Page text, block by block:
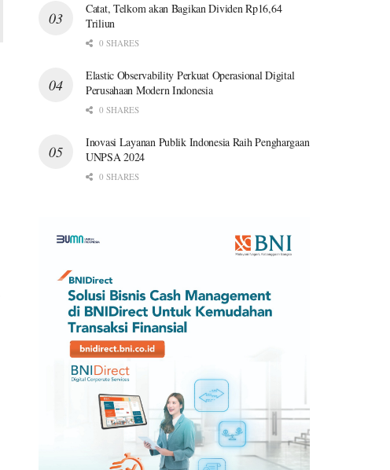
Catat, Telkom akan Bagikan Dividen Rp16,64
Triliun
0 SHARES
Elastic Observability Perkuat Operasional Digital
Perusahaan Modern Indonesia
0 SHARES
Inovasi Layanan Publik Indonesia Raih Penghargaan
UNPSA 2024
0 SHARES